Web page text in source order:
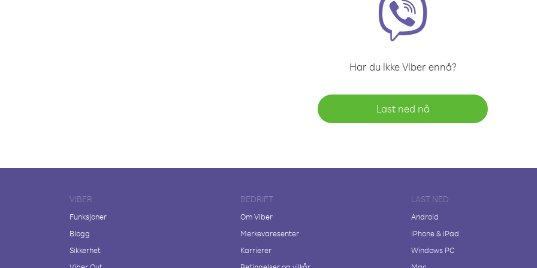
Har du ikke Viber ennå?
Last ned nå
VIBER
Funksjoner
Blogg
Sikkerhet
BEDRIFT
Om Viber
Merkevaresenter
Karrierer
LAST NED
Android
iPhone & iPad
Windows PC